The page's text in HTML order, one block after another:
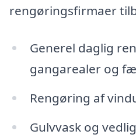
rengøringsfirmaer
Generel daglig
gangarealer og
Rengøring af
Gulvvask og